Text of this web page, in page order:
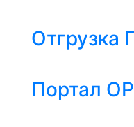
Отгрузка
Портал